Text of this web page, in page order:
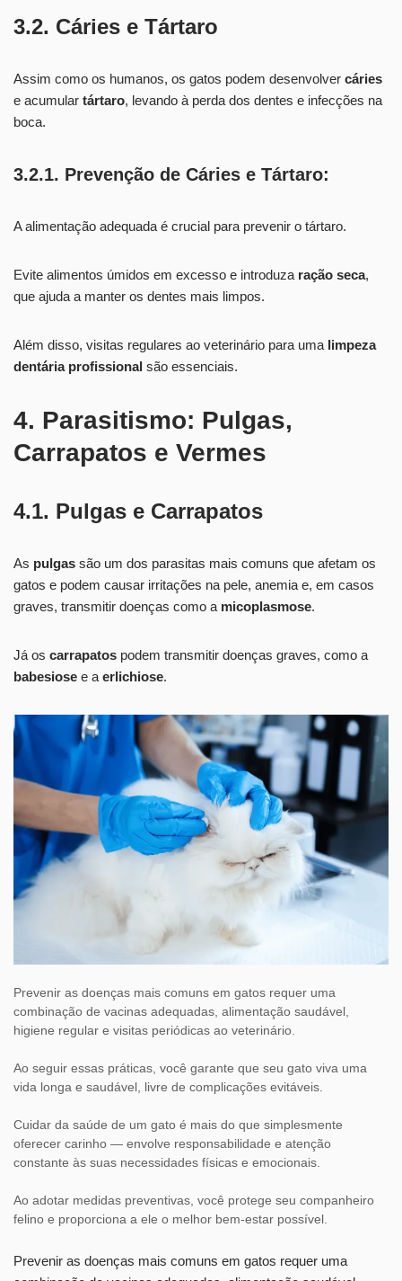
3.2. Cáries e Tártaro
Assim como os humanos, os gatos podem desenvolver cáries
e acumular tártaro, levando à perda dos dentes e infecções na
boca.
3.2.1. Prevenção de Cáries e Tártaro:
A alimentação adequada é crucial para prevenir o tártaro.
Evite alimentos úmidos em excesso e introduza ração seca,
que ajuda a manter os dentes mais limpos.
Além disso, visitas regulares ao veterinário para uma limpeza
dentária profissional são essenciais.
4. Parasitismo: Pulgas,
Carrapatos e Vermes
4.1. Pulgas e Carrapatos
As pulgas são um dos parasitas mais comuns que afetam os
gatos e podem causar irritações na pele, anemia e, em casos
graves, transmitir doenças como a micoplasmose.
Já os carrapatos podem transmitir doenças graves, como a
babesiose e a erlichiose.
Prevenir as doenças mais comuns em gatos requer uma
combinação de vacinas adequadas, alimentação saudável,
higiene regular e visitas periódicas ao veterinário.
Ao seguir essas práticas, você garante que seu gato viva uma
vida longa e saudável, livre de complicações evitáveis.
Cuidar da saúde de um gato é mais do que simplesmente
oferecer carinho — envolve responsabilidade e atenção
constante às suas necessidades físicas e emocionais.
Ao adotar medidas preventivas, você protege seu companheiro
felino e proporciona a ele o melhor bem-estar possível.
Prevenir as doenças mais comuns em gatos requer uma